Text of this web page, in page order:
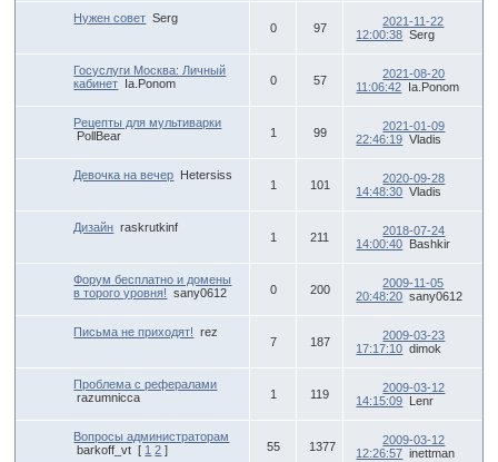
Нужен совет Serg
0 97
2021-11-22
12:00:38 Serg
Госуслуги Москва: Личный
кабинет
Ia.Ponom 0 57
2021-08-20
11:06:42
Ia.Ponom
Рецепты для мультиварки
PollBear
1 99
2021-01-09
22:46:19 Vladis
Девочка на вечер Hetersiss
1 101
2020-09-28
14:48:30 Vladis
Дизайн raskrutkinf
1 211
2018-07-24
14:00:40
Bashkir
Форум бесплатно и домены
в торого уровня!
sany0612 0 200
2009-11-05
20:48:20 sany0612
Письма не приходят! rez
7 187
2009-03-23
17:17:10 dimok
Проблема с рефералами
razumnicca
1 119
2009-03-12
14:15:09
Lenr
Вопросы администраторам
barkoff_vt [ 1 2 ] 55 1377
2009-03-12
12:26:57 inettman